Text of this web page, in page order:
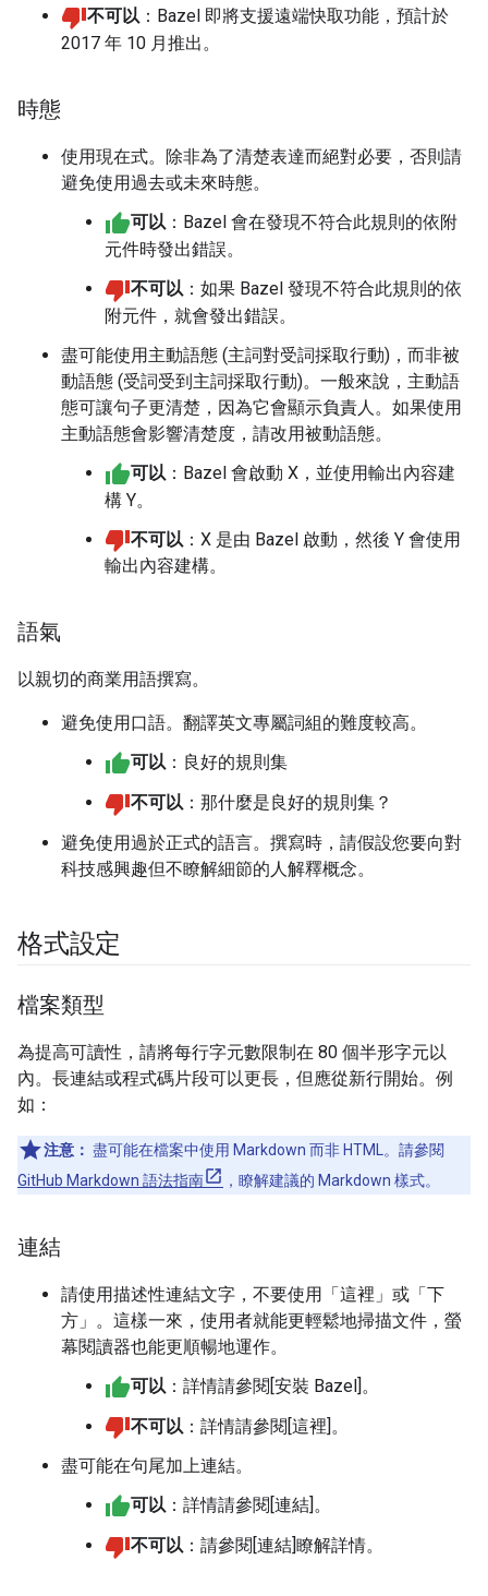
不可以 ：Bazel 即將支援遠端快取功能，預計於
2017 年 10 月推出。
時態
使用現在式。除非為了清楚表達而絕對必要，否則請
避免使用過去或未來時態。
可以 ：Bazel 會在發現不符合此規則的依附
元件時發出錯誤。
不可以 ：如果 Bazel 發現不符合此規則的依
附元件，就會發出錯誤。
盡可能使用主動語態 (主詞對受詞採取行動)，而非被
動語態 (受詞受到主詞採取行動)。一般來說，主動語
態可讓句子更清楚，因為它會顯示負責人。如果使用
主動語態會影響清楚度，請改用被動語態。
可以 ：Bazel 會啟動 X，並使用輸出內容建
構 Y。
不可以 ：X 是由 Bazel 啟動，然後 Y 會使用
輸出內容建構。
語氣
以親切的商業用語撰寫。
避免使用口語。翻譯英文專屬詞組的難度較高。
可以 ：良好的規則集
不可以 ：那什麼是良好的規則集？
避免使用過於正式的語言。撰寫時，請假設您要向對
科技感興趣但不瞭解細節的人解釋概念。
格式設定
檔案類型
為提高可讀性，請將每行字元數限制在 80 個半形字元以
內。長連結或程式碼片段可以更長，但應從新行開始。例
如：
注意： 盡可能在檔案中使用 Markdown 而非 HTML。請參閱
GitHub Markdown 語法指南
，瞭解建議的 Markdown 樣式。
連結
請使用描述性連結文字，不要使用「這裡」或「下
方」。這樣一來，使用者就能更輕鬆地掃描文件，螢
幕閱讀器也能更順暢地運作。
可以 ：詳情請參閱[安裝 Bazel]。
不可以 ：詳情請參閱[這裡]。
盡可能在句尾加上連結。
可以 ：詳情請參閱[連結]。
不可以 ：請參閱[連結]瞭解詳情。